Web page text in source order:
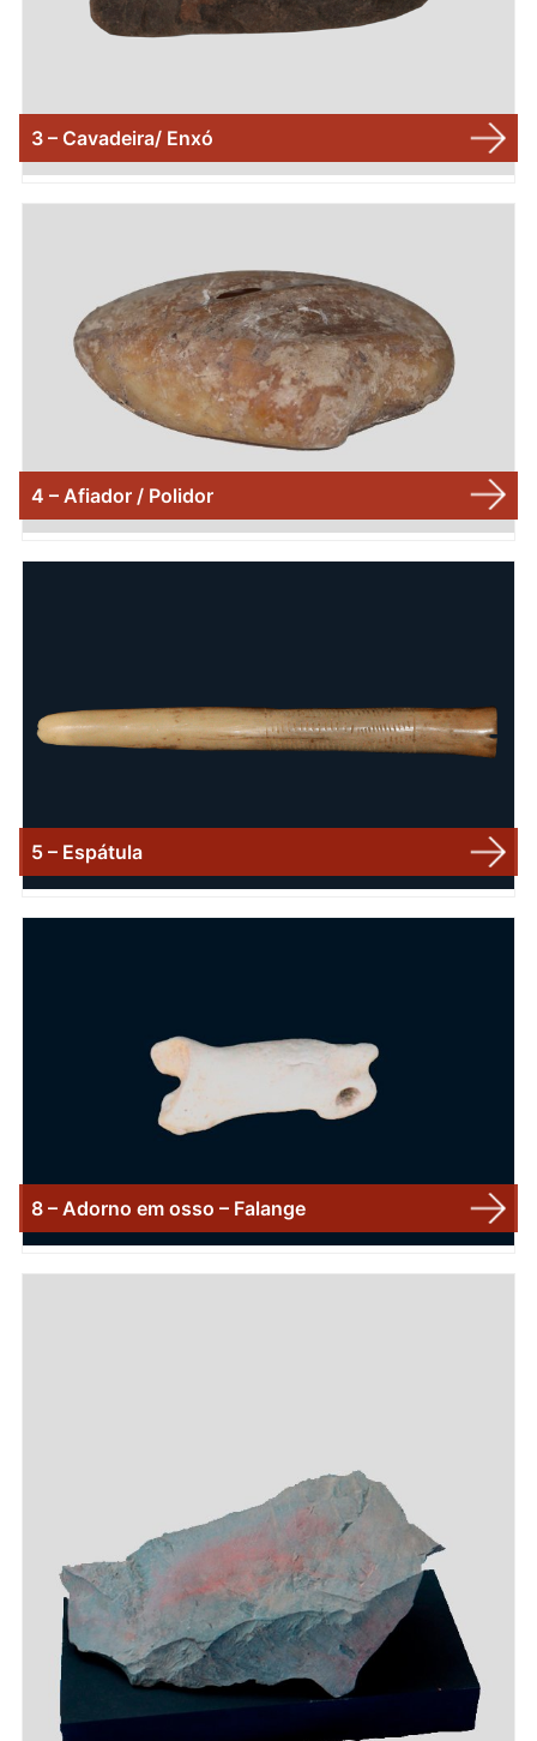
3 – Cavadeira/ Enxó
4 – Afiador / Polidor
5 – Espátula
8 – Adorno em osso – Falange